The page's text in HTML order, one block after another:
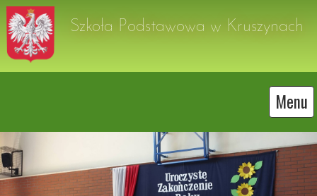
Szkoła Podstawowa w Kruszynach
Menu